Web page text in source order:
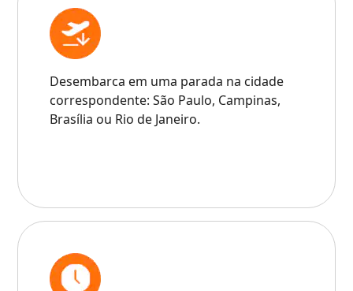
Desembarca em uma parada na cidade
correspondente: São Paulo, Campinas,
Brasília ou Rio de Janeiro.